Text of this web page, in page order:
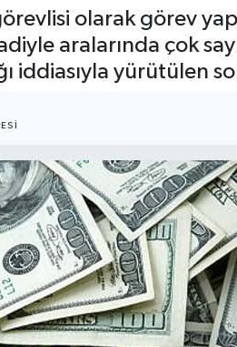
olarak görev
aralarında çok
iddiasıyla yürütülen